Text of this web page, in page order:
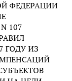
ФЕДЕРАЦИИ
107
ГОДУ ИЗ